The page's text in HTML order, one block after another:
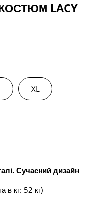
LACY
XL
Сучасний дизайн
в кг: 52 кг)